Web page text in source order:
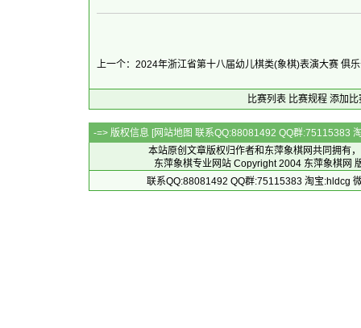
上一个：2024年浙江省第十八届幼儿棋类(象棋)表演大赛 俱
比赛列表 比赛规程 添加比
-=> 版权信息 [网站地图 联系QQ:88081492 QQ群:75115383
本站原创文章版权归作者和 东萍象棋网共同拥有
东萍象棋专业网站 Copyright 2004 东萍象棋网
联系QQ:88081492 QQ群:75115383 淘宝:hldcg